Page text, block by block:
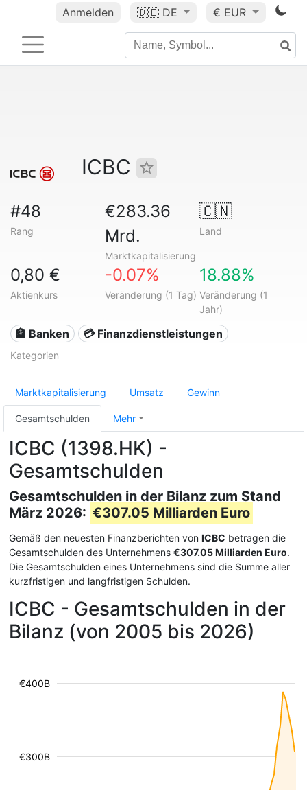
Anmelden 🇩🇪 DE € EUR
ICBC
#48
Rang
€283.36
Mrd.
Marktkapitalisierung
🇨🇳
Land
0,80 €
Aktienkurs
-0.07%
Veränderung (1 Tag)
18.88%
Veränderung (1
Jahr)
🏦 Banken 💳 Finanzdienstleistungen
Kategorien
Marktkapitalisierung Umsatz Gewinn
Gesamtschulden Mehr
ICBC (1398.HK) -
Gesamtschulden
Gesamtschulden in der Bilanz zum Stand
März 2026: €307.05 Milliarden Euro
Gemäß den neuesten Finanzberichten von ICBC betragen die
Gesamtschulden des Unternehmens €307.05 Milliarden Euro.
Die Gesamtschulden eines Unternehmens sind die Summe aller
kurzfristigen und langfristigen Schulden.
ICBC - Gesamtschulden in der
Bilanz (von 2005 bis 2026)
€300B
€400B